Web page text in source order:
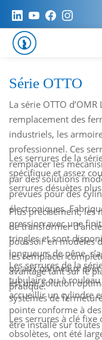
Série OTTO
La série OTTO
remplacement des
industriels, les
professionnel. Ces
remplacer les
par des solutions
prévues pour des
électroniques.
pression avec une
tringles et sont
longueurs de pêne,
ou aux panneaux
est une solution
systèmes de
Les serrures de la
spécifique et assez
serrures désuètes
Plus précisément, les
de transformer
poussoir en modèles
les remplacer
avantage tant sur le
pratique.
Les serrures de la
tubulaire ou à
accueillir un cylindre
pointe conforme à
être installé sur
Les serrures à clé
obsolètes, ont été